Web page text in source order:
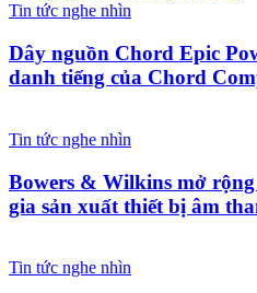
Tin tức nghe nhìn
Dây nguồn Chord Epic
danh tiếng của Chord
Tin tức nghe nhìn
Bowers & Wilkins mở
gia sản xuất thiết bị âm
Tin tức nghe nhìn